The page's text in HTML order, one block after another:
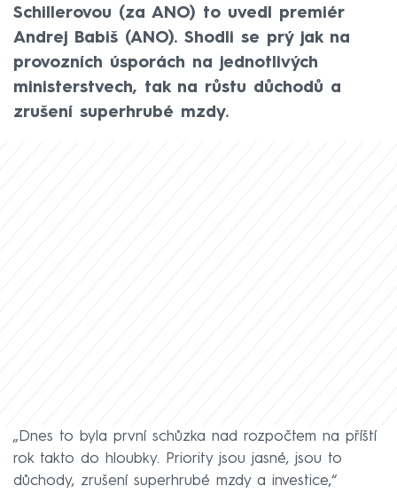
Schillerovou (za ANO) to uvedl premiér
Andrej Babiš (ANO). Shodli se prý jak na
provozních úsporách na jednotlivých
ministerstvech, tak na růstu důchodů a
zrušení superhrubé mzdy.
„Dnes to byla první schůzka nad rozpočtem na příští
rok takto do hloubky. Priority jsou jasné, jsou to
důchody, zrušení superhrubé mzdy a investice,“